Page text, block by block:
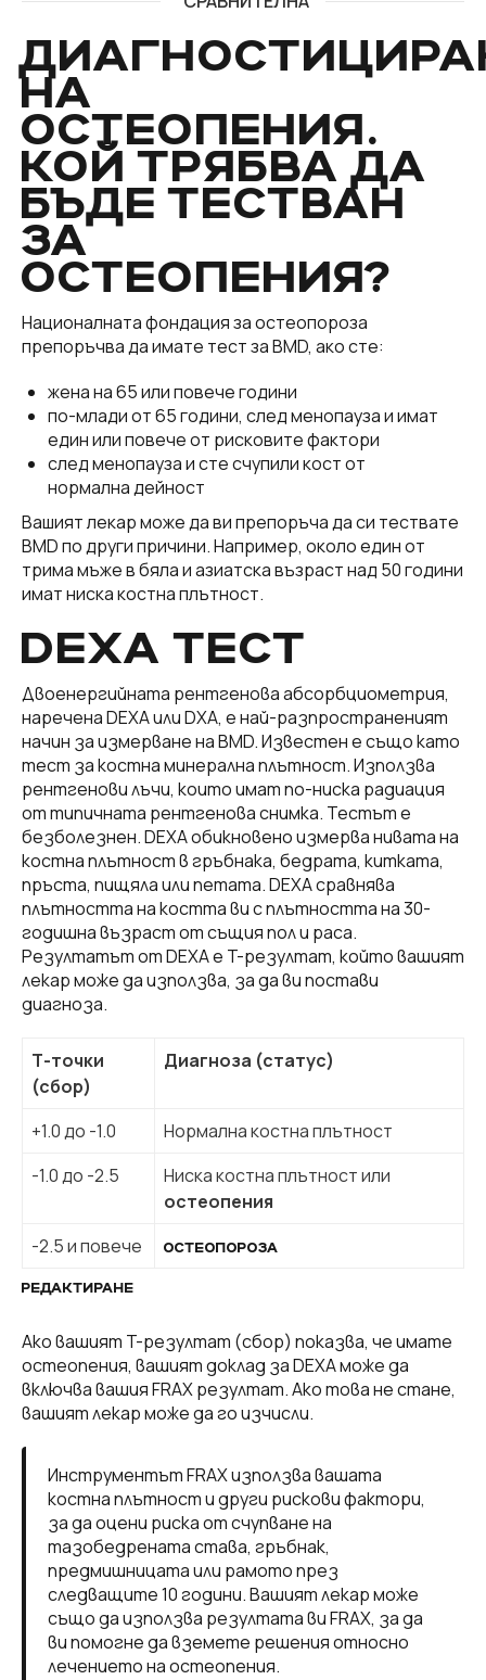
НА
ОСТЕОПЕНИЯ.
КОЙ ТРЯБВА ДА
БЪДЕ ТЕСТВАН
ЗА
ОСТЕОПЕНИЯ?
Националната фондация за остеопороза
препоръчва да имате тест за BMD, ако сте:
жена на 65 или повече години
по-млади от 65 години, след менопауза и имат
един или повече от рисковите фактори
след менопауза и сте счупили кост от
нормална дейност
Вашият лекар може да ви препоръча да си тествате
BMD по други причини. Например, около един от
трима мъже в бяла и азиатска възраст над 50 години
имат ниска костна плътност.
DEXA ТЕСТ
Двоенергийната рентгенова абсорбциометрия,
наречена DEXA или DXA, е най-разпространеният
начин за измерване на BMD. Известен е също като
тест за костна минерална плътност. Използва
рентгенови лъчи, които имат по-ниска радиация
от типичната рентгенова снимка. Тестът е
безболезнен. DEXA обикновено измерва нивата на
костна плътност в гръбнака, бедрата, китката,
пръста, пищяла или петата. DEXA сравнява
плътността на костта ви с плътността на 30-
годишна възраст от същия пол и раса.
Резултатът от DEXA е T-резултат, който вашият
лекар може да използва, за да ви постави
диагноза.
РЕДАКТИРАНЕ
Т-точки
(сбор)
Диагноза (статус)
+1.0 до -1.0
Нормална костна плътност
-1.0 до -2.5
Ниска костна плътност или
остеопения
-2.5 и повече
ОСТЕОПОРОЗА
Ако вашият T-резултат (сбор) показва, че имате
остеопения, вашият доклад за DEXA може да
включва вашия FRAX резултат. Ако това не стане,
вашият лекар може да го изчисли.
Инструментът FRAX използва вашата
костна плътност и други рискови фактори,
за да оцени риска от счупване на
тазобедрената става, гръбнак,
предмишницата или рамото през
следващите 10 години. Вашият лекар може
също да използва резултата ви FRAX, за да
ви помогне да вземете решения относно
лечението на остеопения.